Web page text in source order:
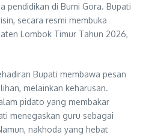
pendidikan di Bumi Gora. Bupati
secara resmi membuka
Lombok Timur Tahun 2026,
Bupati membawa pesan
melainkan keharusan.​
pidato yang membakar
menegaskan guru sebagai
nakhoda yang hebat